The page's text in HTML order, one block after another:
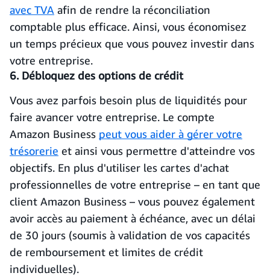
avec TVA afin de rendre la réconciliation
comptable plus efficace. Ainsi, vous économisez
un temps précieux que vous pouvez investir dans
votre entreprise.
6. Débloquez des options de crédit
Vous avez parfois besoin plus de liquidités pour
faire avancer votre entreprise. Le compte
Amazon Business peut vous aider à gérer votre
trésorerie et ainsi vous permettre d'atteindre vos
objectifs. En plus d'utiliser les cartes d'achat
professionnelles de votre entreprise – en tant que
client Amazon Business – vous pouvez également
avoir accès au paiement à échéance, avec un délai
de 30 jours (soumis à validation de vos capacités
de remboursement et limites de crédit
individuelles).